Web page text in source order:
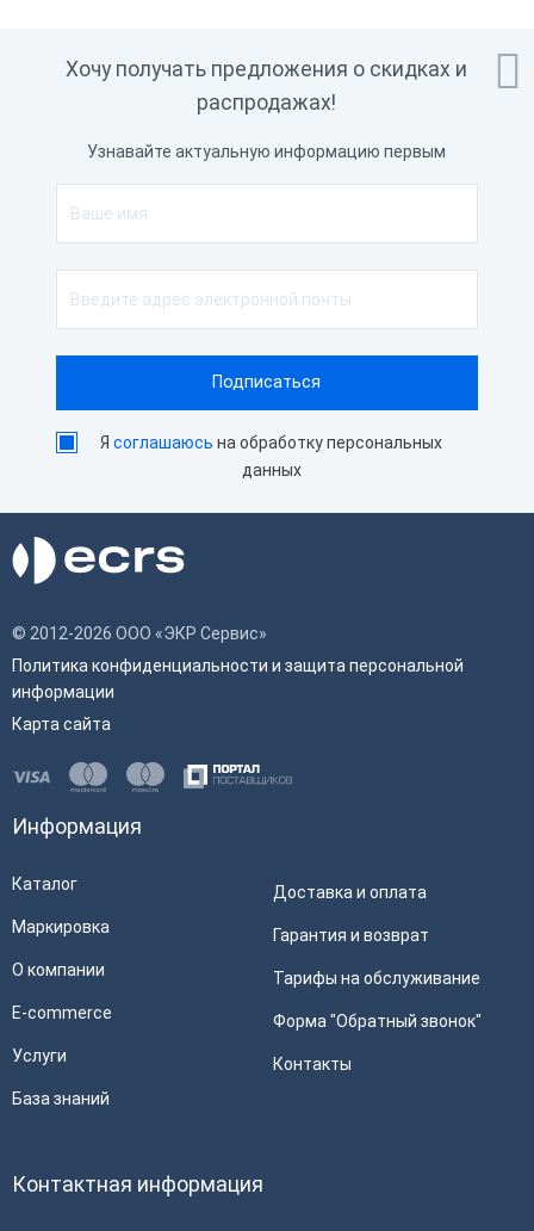

Хочу получать предложения о скидках и
распродажах!
Узнавайте актуальную информацию первым
Ясоглашаюсь на обработку персональных
данных
© 2012-2026 ООО «ЭКР Сервис»
Политика конфиденциальности и защита персональной
информации
Карта сайта
Информация
Каталог
Маркировка
О компании
E-commerce
Услуги
База знаний
Доставка и оплата
Гарантия и возврат
Тарифы на обслуживание
Форма "Обратный звонок"
Контакты
Контактная информация